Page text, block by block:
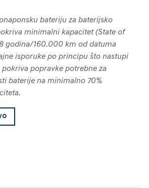
bateriju za baterijsko
minimalni kapacitet (State of
godina/160.000 km od datuma
isporuke po principu što nastupi
popravke potrebne za
baterije na minimalno 70%